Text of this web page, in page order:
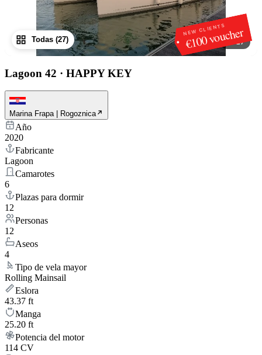
NEW CLIENTS
€100 voucher
1/27
Todas (27)
Lagoon 42 · HAPPY KEY
Marina Frapa | Rogoznica
Año
2020
Fabricante
Lagoon
Camarotes
6
Plazas para dormir
12
Personas
12
Aseos
4
Tipo de vela mayor
Rolling Mainsail
Eslora
43.37 ft
Manga
25.20 ft
Potencia del motor
114 CV